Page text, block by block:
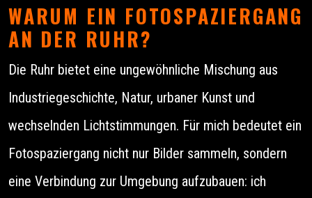
WARUM EIN FOTOSPAZIERGANG
AN DER RUHR?
Die Ruhr bietet eine ungewöhnliche Mischung aus
Industriegeschichte, Natur, urbaner Kunst und
wechselnden Lichtstimmungen. Für mich bedeutet ein
Fotospaziergang nicht nur Bilder sammeln, sondern
eine Verbindung zur Umgebung aufzubauen: ich